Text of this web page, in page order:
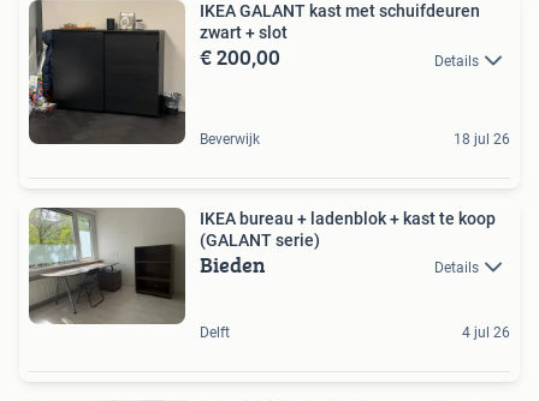
IKEA GALANT kast met schuifdeuren
zwart + slot
€ 200,00 Details
Beverwijk 18 jul 26
IKEA bureau + ladenblok + kast te koop
(GALANT serie)
Bieden Details
Delft 4 jul 26